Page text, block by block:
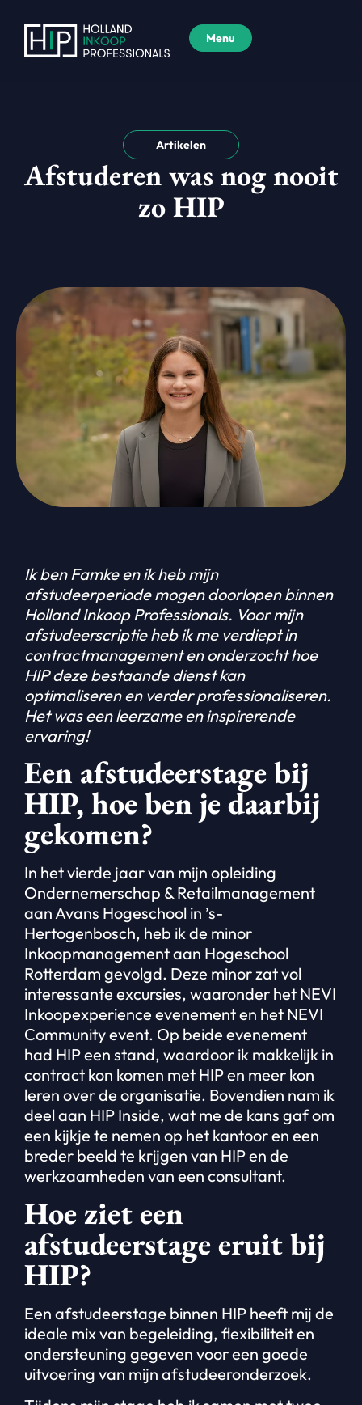
Menu
Artikelen
Afstuderen was nog nooit
zo HIP
Ik ben Famke en ik heb mijn
afstudeerperiode mogen doorlopen binnen
Holland Inkoop Professionals. Voor mijn
afstudeerscriptie heb ik me verdiept in
contractmanagement en onderzocht hoe
HIP deze bestaande dienst kan
optimaliseren en verder professionaliseren.
Het was een leerzame en inspirerende
ervaring!
Een afstudeerstage bij
HIP, hoe ben je daarbij
gekomen?
In het vierde jaar van mijn opleiding
Ondernemerschap & Retailmanagement
aan Avans Hogeschool in ’s-
Hertogenbosch, heb ik de minor
Inkoopmanagement aan Hogeschool
Rotterdam gevolgd. Deze minor zat vol
interessante excursies, waaronder het NEVI
Inkoopexperience evenement en het NEVI
Community event. Op beide evenement
had HIP een stand, waardoor ik makkelijk in
contract kon komen met HIP en meer kon
leren over de organisatie. Bovendien nam ik
deel aan HIP Inside, wat me de kans gaf om
een kijkje te nemen op het kantoor en een
breder beeld te krijgen van HIP en de
werkzaamheden van een consultant.
Hoe ziet een
afstudeerstage eruit bij
HIP?
Een afstudeerstage binnen HIP heeft mij de
ideale mix van begeleiding, flexibiliteit en
ondersteuning gegeven voor een goede
uitvoering van mijn afstudeeronderzoek.